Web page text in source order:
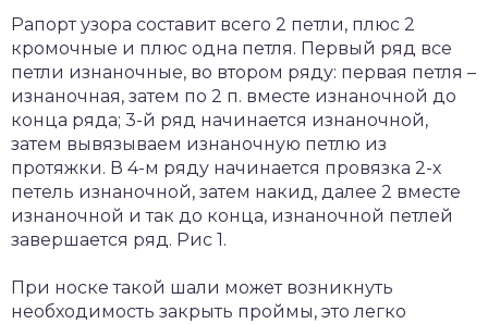
Рапорт узора составит всего 2 петли, плюс 2
кромочные и плюс одна петля. Первый ряд все
петли изнаночные, во втором ряду: первая петля –
изнаночная, затем по 2 п. вместе изнаночной до
конца ряда; 3-й ряд начинается изнаночной,
затем вывязываем изнаночную петлю из
протяжки. В 4-м ряду начинается провязка 2-х
петель изнаночной, затем накид, далее 2 вместе
изнаночной и так до конца, изнаночной петлей
завершается ряд. Рис 1.
При носке такой шали может возникнуть
необходимость закрыть проймы, это легко